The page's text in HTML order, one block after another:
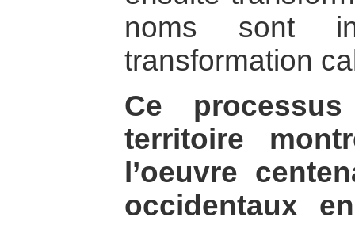
noms sont
transformation
Ce
territoire
l’oeuvre
occidentaux